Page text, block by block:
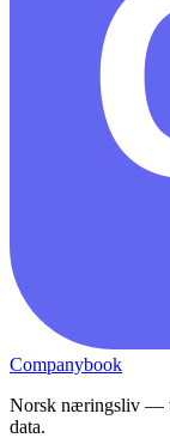
Companybook
Norsk næringsliv —
data.